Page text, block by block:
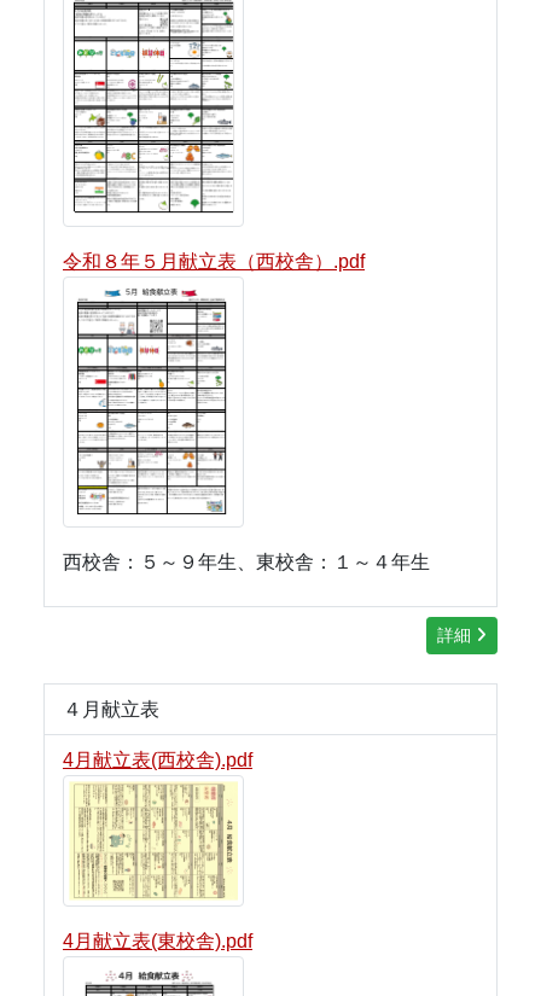
令和８年５月献立表（西校舎）.pdf
西校舎：５～９年生、東校舎：１～４年生
詳細
４月献立表
4月献立表(西校舎).pdf
4月献立表(東校舎).pdf